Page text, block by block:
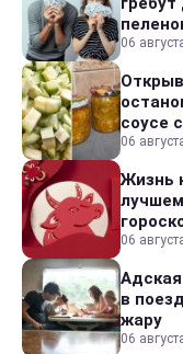
06
соусе
06
Жизнь
06
в
жару
06